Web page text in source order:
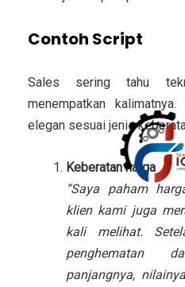
Contoh Script
Sales sering tahu
menempatkan
elegan sesuai jenis
Keberatan harga
“Saya paham
klien kami juga
kali melihat.
penghematan
panjangnya,